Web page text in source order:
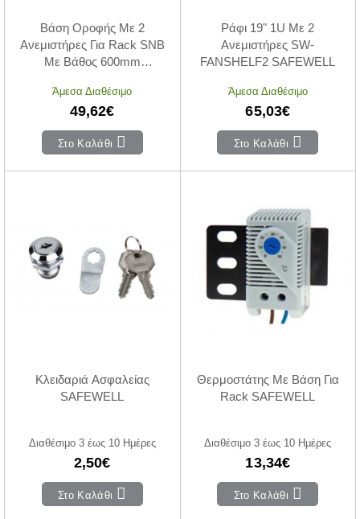
Βάση Οροφής Με 2
Ανεμιστήρες Για Rack SNB
Με Βάθος 600mm
Άμεσα Διαθέσιμο
49,62€
Στο Καλάθι
Ράφι 19" 1U Με 2
Ανεμιστήρες SW-
FANSHELF2 SAFEWELL
Άμεσα Διαθέσιμο
65,03€
Στο Καλάθι
Κλειδαριά Ασφαλείας
SAFEWELL
Διαθέσιμο 3 έως 10 Ημέρες
2,50€
Στο Καλάθι
Θερμοστάτης Με Βάση Για
Rack SAFEWELL
Διαθέσιμο 3 έως 10 Ημέρες
13,34€
Στο Καλάθι